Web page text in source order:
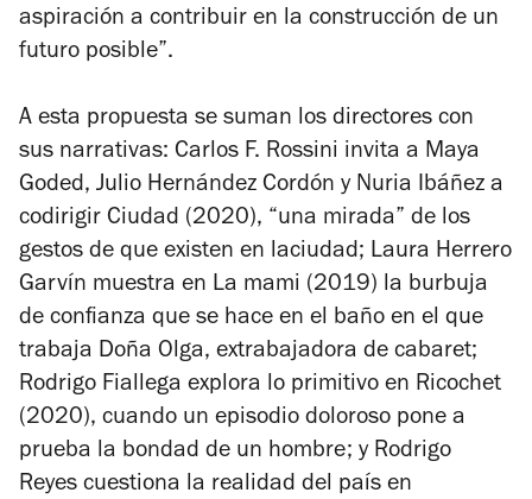
aspiración a contribuir en la construcción de un
futuro posible”.
A esta propuesta se suman los directores con
sus narrativas: Carlos F. Rossini invita a Maya
Goded, Julio Hernández Cordón y Nuria Ibáñez a
codirigir Ciudad (2020), “una mirada” de los
gestos de que existen en laciudad; Laura Herrero
Garvín muestra en La mami (2019) la burbuja
de confianza que se hace en el baño en el que
trabaja Doña Olga, extrabajadora de cabaret;
Rodrigo Fiallega explora lo primitivo en Ricochet
(2020), cuando un episodio doloroso pone a
prueba la bondad de un hombre; y Rodrigo
Reyes cuestiona la realidad del país en